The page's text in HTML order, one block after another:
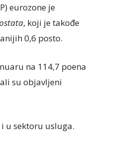
eurozone je
, koji je takođe
0,6 posto.
na 114,7 poena
su objavljeni
u sektoru usluga.